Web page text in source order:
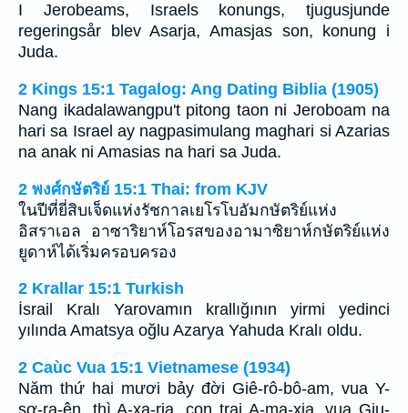
I Jerobeams, Israels konungs, tjugusjunde
regeringsår blev Asarja, Amasjas son, konung i
Juda.
2 Kings 15:1 Tagalog: Ang Dating Biblia (1905)
Nang ikadalawangpu't pitong taon ni Jeroboam na
hari sa Israel ay nagpasimulang maghari si Azarias
na anak ni Amasias na hari sa Juda.
2 พงศ์กษัตริย์ 15:1 Thai: from KJV
ในปีที่ยี่สิบเจ็ดแห่งรัชกาลเยโรโบอัมกษัตริย์แห่ง
อิสราเอล อาซาริยาห์โอรสของอามาซิยาห์กษัตริย์แห่ง
ยูดาห์ได้เริ่มครอบครอง
2 Krallar 15:1 Turkish
İsrail Kralı Yarovamın krallığının yirmi yedinci
yılında Amatsya oğlu Azarya Yahuda Kralı oldu.
2 Caùc Vua 15:1 Vietnamese (1934)
Năm thứ hai mươi bảy đời Giê-rô-bô-am, vua Y-
sơ-ra-ên, thì A-xa-ria, con trai A-ma-xia, vua Giu-